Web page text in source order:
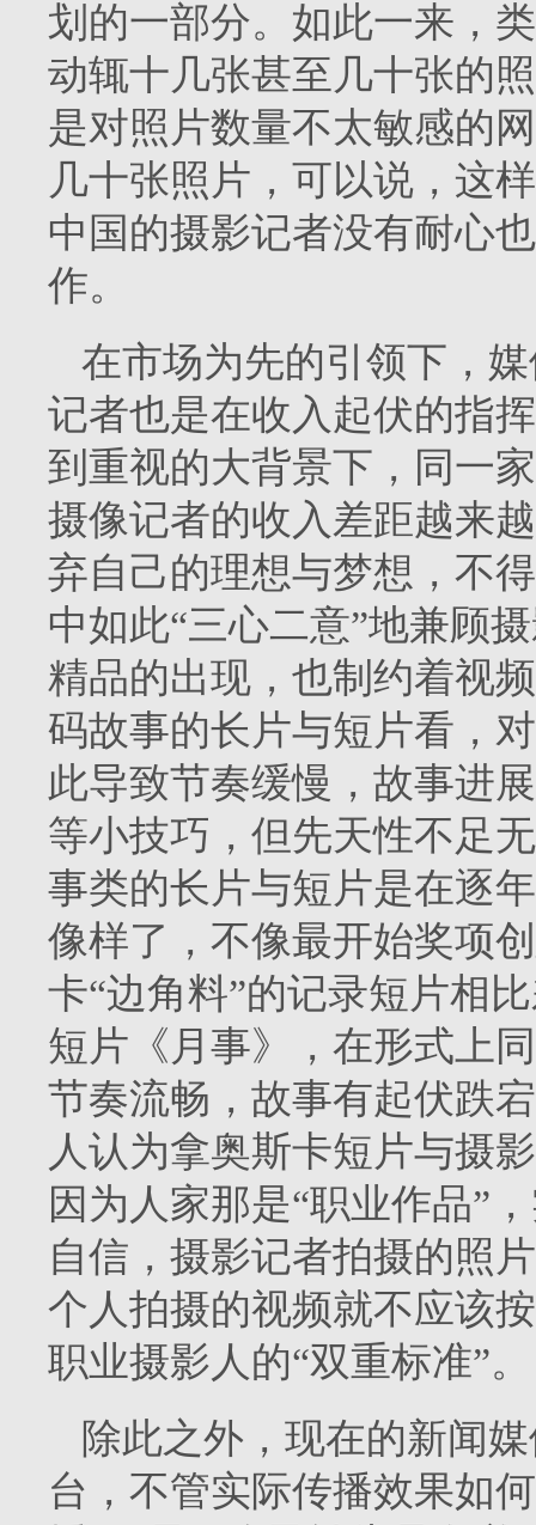
划的一部分。如此一来，
动辄十几张甚至几十张的
是对照片数量不太敏感的
几十张照片，可以说，这
中国的摄影记者没有耐心
作。
在市场为先的引领下，
记者也是在收入起伏的指
到重视的大背景下，同一
摄像记者的收入差距越来
弃自己的理想与梦想，不
中如此“三心二意”地兼顾
精品的出现，也制约着视
码故事的长片与短片看，
此导致节奏缓慢，故事进
等小技巧，但先天性不足
事类的长片与短片是在逐
像样了，不像最开始奖项
卡“边角料”的记录短片相
短片《月事》，在形式上
节奏流畅，故事有起伏跌
人认为拿奥斯卡短片与摄
因为人家那是“职业作品”
自信，摄影记者拍摄的照
个人拍摄的视频就不应该
职业摄影人的“双重标准”。
除此之外，现在的新闻
台，不管实际传播效果如